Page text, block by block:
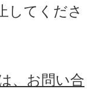
してくださ
、お問い合